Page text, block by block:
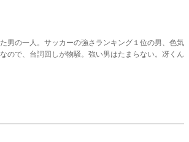
男の一人。サッカーの強さランキング１位の男、色気
ので、台詞回しが物騒。強い男はたまらない。冴くん